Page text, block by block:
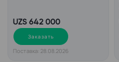
UZS 642 000
Заказать
Поставка: 28.08.2026